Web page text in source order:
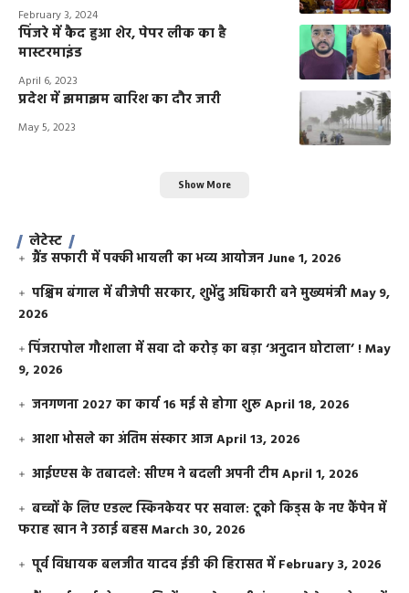
February 3, 2024
पिंजरे में कैद हुआ शेर, पेपर लीक का है
मास्टरमाइंड
April 6, 2023
प्रदेश में झमाझम बारिश का दौर जारी
May 5, 2023
Show More
लेटेस्ट
ग्रैंड सफारी में पक्की भायली का भव्य आयोजन June 1, 2026
पश्चिम बंगाल में बीजेपी सरकार, शुभेंदु अधिकारी बने मुख्यमंत्रीMay 9,
2026
​पिंजरापोल गौशाला में सवा दो करोड़ का बड़ा ‘अनुदान घोटाला’ !May
9, 2026
जनगणना 2027 का कार्य 16 मई से होगा शुरूApril 18, 2026
आशा भोसले का अंतिम संस्कार आजApril 13, 2026
आईएएस के तबादले: सीएम ने बदली अपनी टीमApril 1, 2026
बच्चों के लिए एडल्ट स्किनकेयर पर सवाल: टूको किड्स के नए कैंपेन में
फराह खान ने उठाई बहसMarch 30, 2026
पूर्व विधायक बलजीत यादव ईडी की हिरासत में February 3, 2026